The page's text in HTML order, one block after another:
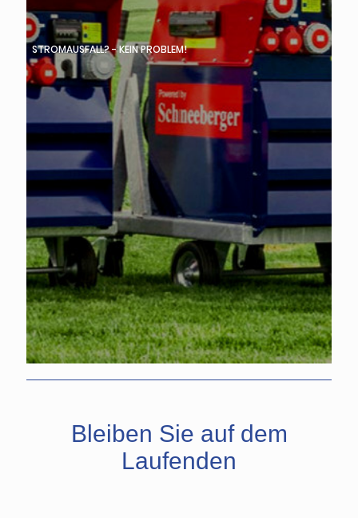
STROMAUSFALL? - KEIN PROBLEM!
Bleiben Sie auf dem
Laufenden